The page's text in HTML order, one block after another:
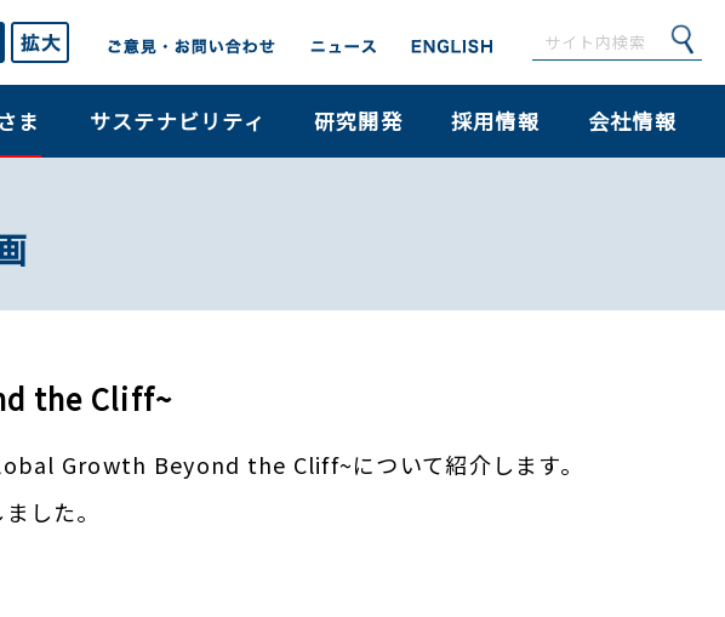
ま サステナビリティ 研究開発 採用情報 会社情報
the Cliff~
Growth Beyond the Cliff~について紹介します。
した。